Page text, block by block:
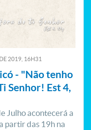
DE2019, 16H31
- "Não tenho
Senhor! Est 4,
Julho acontecerá a
partir das 19h na